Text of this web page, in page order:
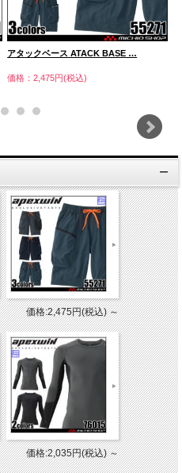
アタックベース ATACK BASE …
価格：2,475円(税込)
価格:2,475円(税込)～
価格:2,035円(税込)～